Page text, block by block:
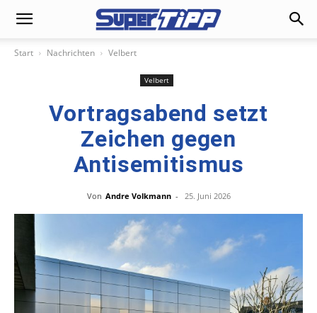
Start Nachrichten Velbert
Velbert
Vortragsabend setzt
Zeichen gegen
Antisemitismus
Von Andre Volkmann - 25. Juni 2026